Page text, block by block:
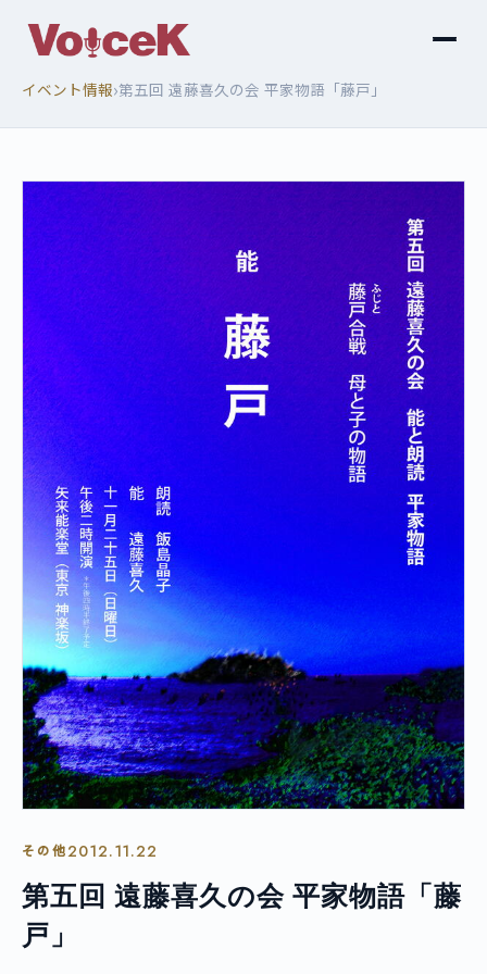
イベント情報›第五回 遠藤喜久の会 平家物語「藤戸」
その他2012.11.22
第五回 遠藤喜久の会 平家物語「藤
戸」